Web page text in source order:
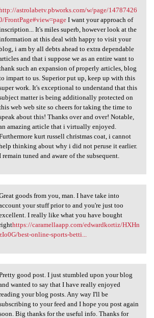
astrolabetv.pbworks
astrolabetv.pbworks.com/w/page/14787426
FrontPage#view=pageI want your approach of
It's miles superb, however look at the
at this deal with happy to visit your
i am by all debts ahead to extra dependable
and that i suppose we as an entire want to
such an expansion of properly articles, blog
impart to us. Superior put up, keep up with this
work. It's exceptional to understand that this
matter is being additionally protected on
web web site so cheers for taking the time to
about this! Thanks over and over! Notable,
amazing article that i virtually enjoyed.
kurt russell christmas coat, i cannot
thinking about why i did not peruse it earlier.
remain tuned and aware of the subsequent.
goods from you, man. I
goods from you, man. I have take into
your stuff prior to and you're just too
I really like what you have bought
https://caramellaapp.com/edwardkortiz/HXHn
best-online-sports-betti...
good post. I just
good post. I just stumbled upon your blog
wanted to say that I have really enjoyed
your blog posts. Any way I'll be
to your feed and I hope you post again
Big thanks for the useful info. Thanks for